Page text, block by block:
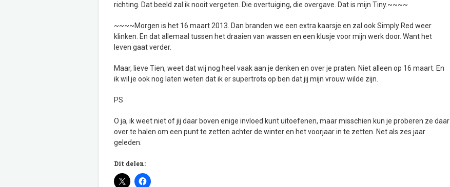
richting. Dat beeld zal ik nooit vergeten. Die overtuiging, die overgave. Dat is mijn Tiny.~~~~
~~~~Morgen is het 16 maart 2013. Dan branden we een extra kaarsje en zal ook Simply Red weer
klinken. En dat allemaal tussen het draaien van wassen en een klusje voor mijn werk door. Want het
leven gaat verder.
Maar, lieve Tien, weet dat wij nog heel vaak aan je denken en over je praten. Niet alleen op 16 maart. En
ik wil je ook nog laten weten dat ik er supertrots op ben dat jij mijn vrouw wilde zijn.
PS
O ja, ik weet niet of jij daar boven enige invloed kunt uitoefenen, maar misschien kun je proberen ze daar
over te halen om een punt te zetten achter de winter en het voorjaar in te zetten. Net als zes jaar
geleden.
Dit delen: